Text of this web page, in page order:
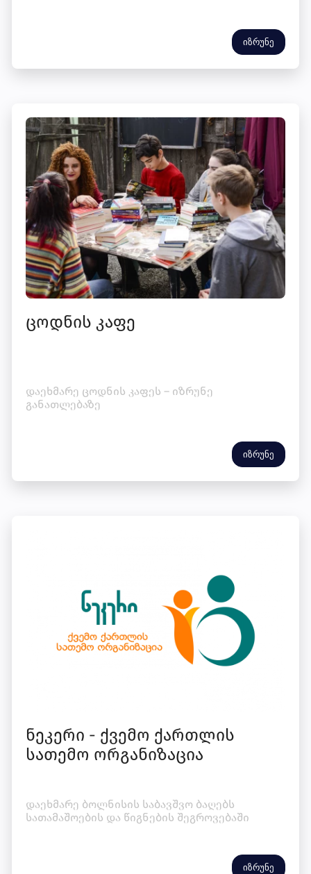
იზრუნე
ცოდნის კაფე
დაეხმარე ცოდნის კაფეს – იზრუნე
განათლებაზე
იზრუნე
ნეკერი - ქვემო ქართლის
სათემო ორგანიზაცია
დაეხმარე ბოლნისის საბავშვო ბაღებს
სათამაშოების და წიგნების შეგროვებაში
იზრუნე